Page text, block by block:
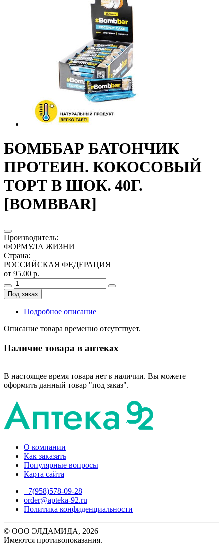
БОМББАР БАТОНЧИК
ПРОТЕИН. КОКОСОВЫЙ
ТОРТ В ШОК. 40Г.
[BOMBBAR]
Производитель:
ФОРМУЛА ЖИЗНИ
Страна:
РОССИЙСКАЯ ФЕДЕРАЦИЯ
от 95.00 р.
Под заказ
Подробное описание
Описание товара временно отсутствует.
Наличие товара в аптеках
В настоящее время товара нет в наличии. Вы можете
оформить данный товар "под заказ".
О компании
Как заказать
Популярные вопросы
Карта сайта
+7(958)578-09-28
order@apteka-92.ru
Политика конфиденциальности
© ООО ЭЛДАМИДА, 2026
Имеются противопоказания.